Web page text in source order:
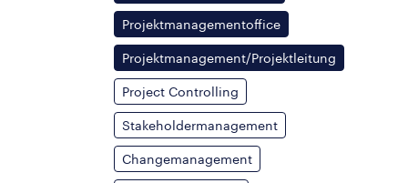
Projektmanagementoffice
Projektmanagement/Projektleitung
Project Controlling
Stakeholdermanagement
Changemanagement